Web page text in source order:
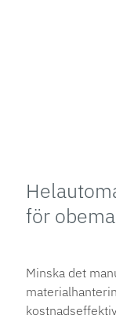
för
Minska det